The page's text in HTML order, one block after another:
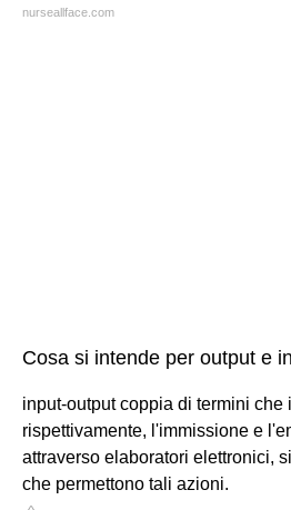
nurseallface.com
Cosa si intende per output e
input-output coppia di termini che
rispettivamente, l'immissione e
attraverso elaboratori elettronici,
che permettono tali azioni.